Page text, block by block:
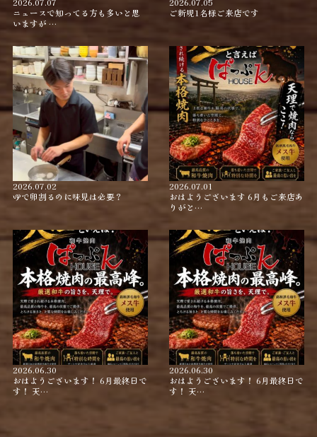
2026.07.07
ニュースで知ってる方も多いと思
いますが …
2026.07.05
ご新規1名様ご来店です
2026.07.02
ゆで卵割るのに味見は必要？
2026.07.01
おはようございます 6月もご来店あ
りがと…
2026.06.30
おはようございます！ 6月最終日で
す！ 天…
2026.06.30
おはようございます！ 6月最終日で
す！ 天…